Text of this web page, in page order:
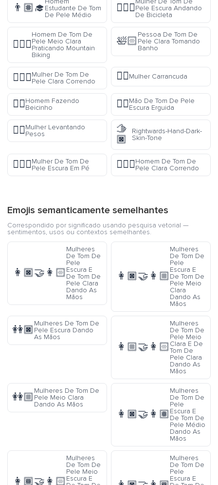
👨🏽‍🎓Estudante De Tom
De Pele Médio
🚴🏿‍♀️Pele Escura Andando
De Bicicleta
🚵🏼‍♂️
Homem De Tom De
Pele Meio Clara
Praticando Mountain
Biking
🛀🏻
Pessoa De Tom De
Pele Clara Tomando
Banho
🏃🏻‍♀️Mulher De Tom De
Pele Clara Correndo
🙍‍♀️Mulher Carrancuda
🙎‍♂️Homem Fazendo
Beicinho
✋🏿Mão De Tom De Pele
Escura Erguida
🏋️‍♀️Mulher Levantando
Pesos
🫱
🏿
Rightwards-Hand-Dark-
Skin-Tone
🧍🏿‍♀️Mulher De Tom De
Pele Escura Em Pé
🏃🏻‍♂️Homem De Tom De
Pele Clara Correndo
Emojis semanticamente semelhantes
Correspondido por significado usando pesquisa vetorial —
sentimentos, usos ou contextos semelhantes.
👩🏿‍🤝‍👩🏻
Mulheres
De Tom De
Pele
Escura E
De Tom De
Pele Clara
Dando As
Mãos
👩🏿‍🤝‍👩🏼
Mulheres
De Tom De
Pele
Escura E
De Tom De
Pele Meio
Clara
Dando As
Mãos
👭🏿
Mulheres De Tom De
Pele Escura Dando
As Mãos
👩🏼‍🤝‍👩🏻
Mulheres
De Tom De
Pele Meio
Clara E De
Tom De
Pele Clara
Dando As
Mãos
👭🏼
Mulheres De Tom De
Pele Meio Clara
Dando As Mãos
👩🏿‍🤝‍👩🏽
Mulheres
De Tom De
Pele
Escura E
De Tom De
Pele Médio
Dando As
Mãos
👩🏾‍🤝‍👩🏻
Mulheres
De Tom De
Pele Meio
Escura E
Mulheres
De Tom De
Pele
Escura E